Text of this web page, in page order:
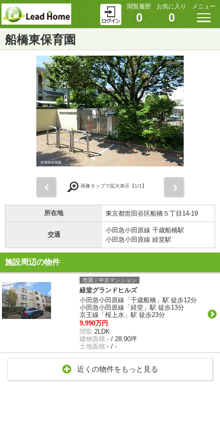
閲覧履歴
0
お気に入り
0
メニュー
船橋東保育園
画像タップで拡大表示【1/1】
所在地 東京都世田谷区船橋５丁目14-19
交通
小田急小田原線 千歳船橋駅
小田急小田原線 経堂駅
施設周辺の物件
売買｜中古マンション
経堂グランドヒルズ
小田急小田原線「千歳船橋」駅 徒歩12分
小田急小田原線「経堂」駅 徒歩13分
京王線「桜上水」駅 徒歩23分
9,990万円
間取:2LDK
建物面積:- / 28.90坪
土地面積:- / -
近くの物件をもっと見る